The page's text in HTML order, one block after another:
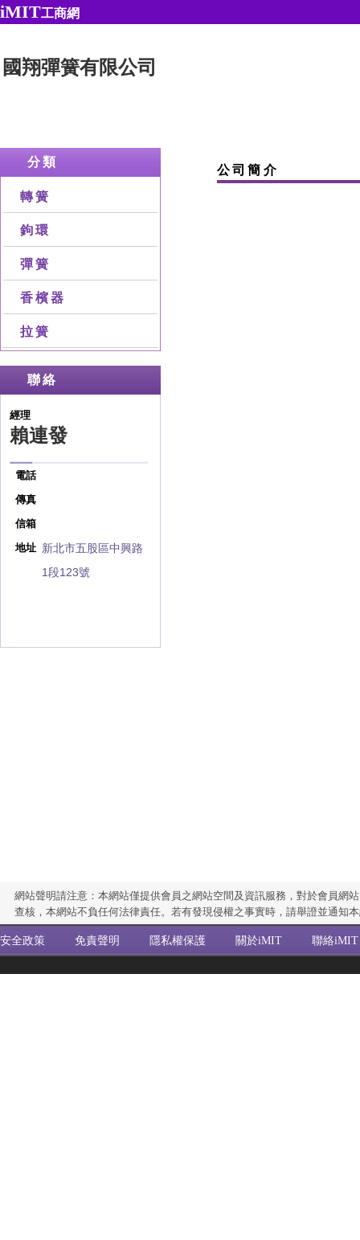
iMIT工商網
國翔彈簧有限公司
分類
轉簧
鉤環
彈簧
香檳器
拉簧
聯絡
經理
賴連發
電話
傳真
信箱
地址 新北市五股區中興路
1段123號
公司簡介
網站聲明請注意：本網站僅提供會員之網站空間及資訊服務，對於會員網
查核，本網站不負任何法律責任。若有發現侵權之事實時，請舉證並通知
安全政策 免責聲明 隱私權保護 關於iMIT 聯絡iMIT